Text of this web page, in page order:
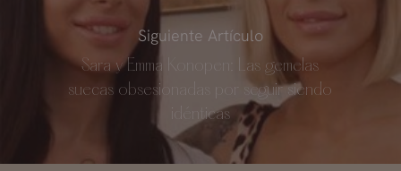
Siguiente Artículo
Sara y Emma Konopen: Las gemelas
suecas obsesionadas por seguir siendo
idénticas